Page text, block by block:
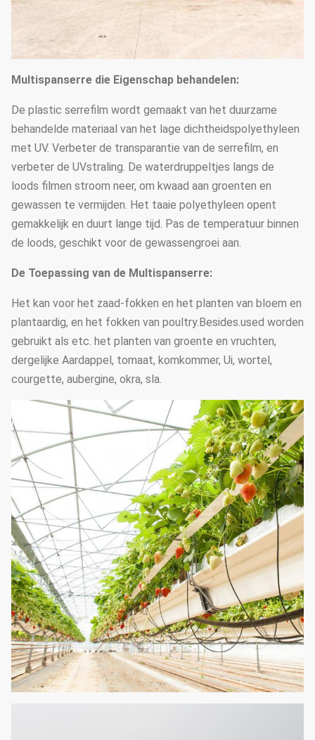
Multispanserre die Eigenschap behandelen:
De plastic serrefilm wordt gemaakt van het duurzame
behandelde materiaal van het lage dichtheidspolyethyleen
met UV. Verbeter de transparantie van de serrefilm, en
verbeter de UVstraling. De waterdruppeltjes langs de
loods filmen stroom neer, om kwaad aan groenten en
gewassen te vermijden. Het taaie polyethyleen opent
gemakkelijk en duurt lange tijd. Pas de temperatuur binnen
de loods, geschikt voor de gewassengroei aan.
De Toepassing van de Multispanserre:
Het kan voor het zaad-fokken en het planten van bloem en
plantaardig, en het fokken van poultry.Besides.used worden
gebruikt als etc. het planten van groente en vruchten,
dergelijke Aardappel, tomaat, komkommer, Ui, wortel,
courgette, aubergine, okra, sla.